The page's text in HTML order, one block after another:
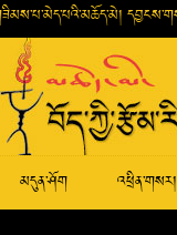
མདུན་ཤོག འཕྲིན་གསར།